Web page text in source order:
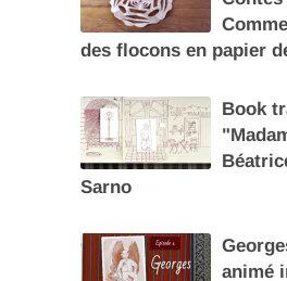
des flocons en papier
Book
Sarno
animé